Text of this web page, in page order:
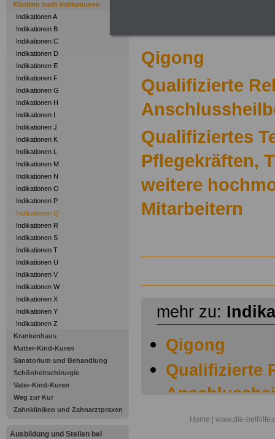
Kliniken nach Indikationen
Indikationen A
Indikationen B
Indikationen C
Indikationen D
Indikationen E
Indikationen F
Indikationen G
Indikationen H
Indikationen I
Indikationen J
Indikationen K
Indikationen L
Indikationen M
Indikationen N
Indikationen O
Indikationen P
Indikationen Q
Indikationen R
Indikationen S
Indikationen T
Indikationen U
Indikationen V
Indikationen W
Indikationen X
Indikationen Y
Indikationen Z
Krankenhaus
Mutter-Kind-Kuren
Sanatorium und Behandlung
Schönheitschirurgie
Vater-Kind-Kuren
Weg zur Kur
Zahnkliniken und Zahnarztpraxen
Ausbildung und Stellen bei
.
Qigong
Qualifizierte
Qualifiziertes
Pflegekräften,
weitere
Mitarbeitern
mehr zu:
Qigong
Qualifizierte
Home | www.die-